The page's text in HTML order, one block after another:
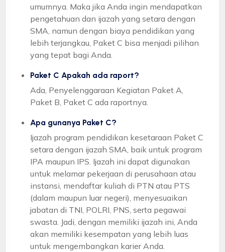
umumnya. Maka jika Anda ingin mendapatkan
pengetahuan dan ijazah yang setara dengan
SMA, namun dengan biaya pendidikan yang
lebih terjangkau, Paket C bisa menjadi pilihan
yang tepat bagi Anda.
Paket C Apakah ada raport?
Ada, Penyelenggaraan Kegiatan Paket A,
Paket B, Paket C ada raportnya.
Apa gunanya Paket C?
Ijazah program pendidikan kesetaraan Paket C
setara dengan ijazah SMA, baik untuk program
IPA maupun IPS. Ijazah ini dapat digunakan
untuk melamar pekerjaan di perusahaan atau
instansi, mendaftar kuliah di PTN atau PTS
(dalam maupun luar negeri), menyesuaikan
jabatan di TNI, POLRI, PNS, serta pegawai
swasta. Jadi, dengan memiliki ijazah ini, Anda
akan memiliki kesempatan yang lebih luas
untuk mengembangkan karier Anda.